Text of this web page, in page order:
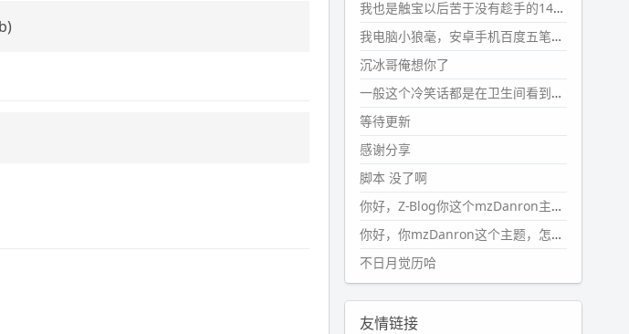
wdssmq
2024-10-08 10:12:25
#PubWord搬家也告一段落，虽
然搬过来的东西还得归置，新衣柜
虽说已经散俩月味儿了，但还是不
想放衣服进去。
wdssmq
2024-09-23 21:00:49
#PubWord
一次？？碎雨集_沉冰浮水_第1页
https://www.wdssmq.com/ta
g/%E7%A2%8E%E9%9B%A8%E
9%9B%86/
wdssmq
2024-09-23 20:58:40
我也是触宝以后苦于没有趁手的14键五笔键盘久矣上面那位兄台用的百度双键点划布局我也用过很久，那个皮肤做得很粗糙，个别键位的触发区域是错位的，快速打字时很容易出错，修改它的皮肤文件校正后勉强能用，但早年出的皮肤分辨率太低，实在谈不上美观。百度小米定制版的商店里有一个"小黑板"皮肤还不错(百度官方输入法商店里没有)，但那个风格我不喜欢这两天找到了一个叫"森林集"的公众号，开发了海量的皮肤，很多都有14键版本，付费但很便宜，几块钱，终于有自己满意的输入法了搜了一下，这个工作室还是百度的官方合作伙伴，不知道为什么14键作品都不在官方商店上架，难道是百度官方在刻意放弃14键？
我电脑小狼毫，安卓手机百度五笔，皮肤用的双键点划，挺好的。
沉冰哥俺想你了
一般这个冷笑话都是在卫生间看到的多
等待更新
感谢分享
脚本 没了啊
你好，Z-Blog你这个mzDanron主题，怎么去除文章标题图像和文章摘要，仅显示标题，感谢回复！
你好，你mzDanron这个主题，怎么去除文章标题的图像和文章摘要！仅显示标题，感谢回复解决！
不日月觉历哈
友情链接